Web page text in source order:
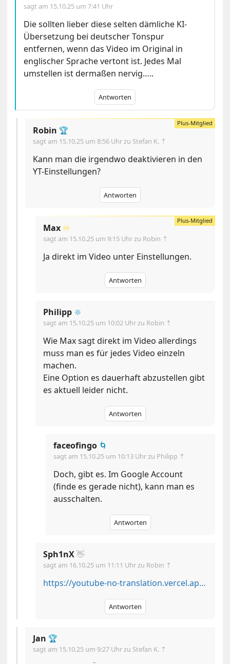
sagt am 15.10.25 um 7:41 Uhr
Die sollten lieber diese selten dämliche KI-
Übersetzung bei deutscher Tonspur
entfernen, wenn das Video im Original in
englischer Sprache vertont ist. Jedes Mal
umstellen ist dermaßen nervig…..
Antworten
Robin 🏆
sagt am 15.10.25 um 8:56 Uhrzu Stefan K. ⇡
Kann man die irgendwo deaktivieren in den
YT-Einstellungen?
Antworten
Max ♾️
sagt am 15.10.25 um 9:15 Uhrzu Robin ⇡
Ja direkt im Video unter Einstellungen.
Antworten
Philipp 🔆
sagt am 15.10.25 um 10:02 Uhrzu Robin ⇡
Wie Max sagt direkt im Video allerdings
muss man es für jedes Video einzeln
machen.
Eine Option es dauerhaft abzustellen gibt
es aktuell leider nicht.
Antworten
faceofingo 🌀
sagt am 15.10.25 um 10:13 Uhrzu Philipp ⇡
Doch, gibt es. Im Google Account
(finde es gerade nicht), kann man es
ausschalten.
Antworten
Sph1nX👋
sagt am 16.10.25 um 11:11 Uhrzu Robin ⇡
https://youtube-no-translation.vercel.app/
Antworten
Jan 🏆
sagt am 15.10.25 um 9:27 Uhrzu Stefan K. ⇡